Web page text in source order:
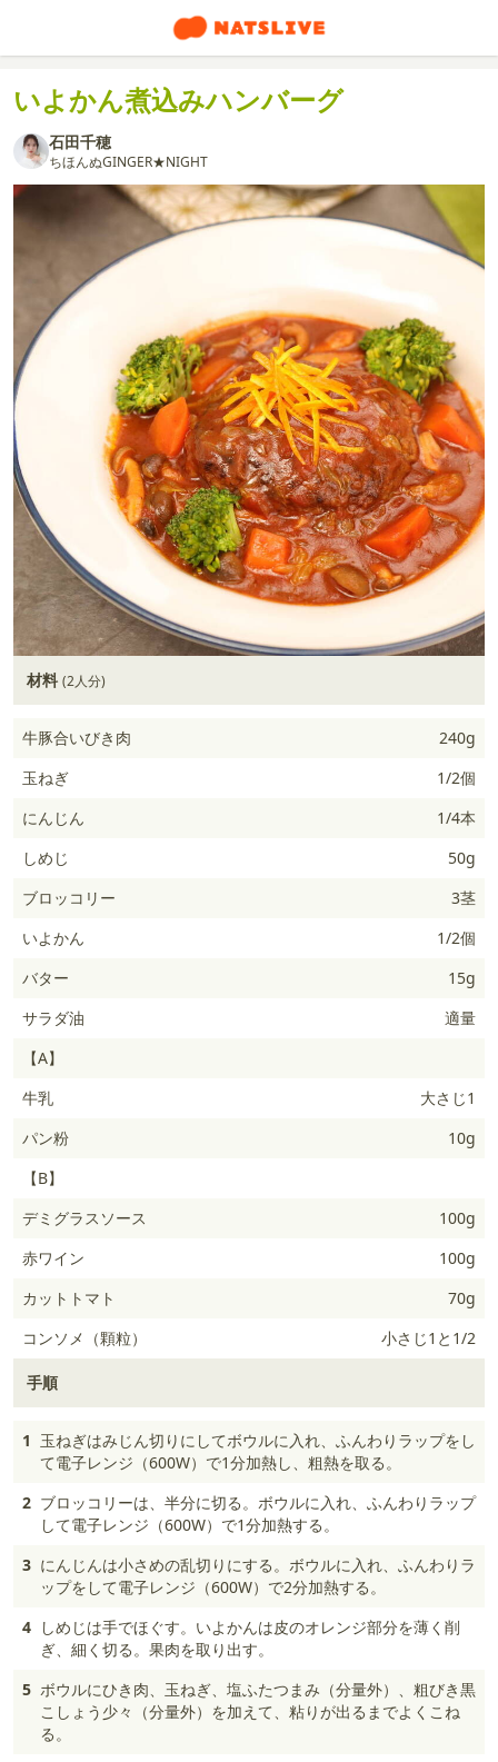
いよかん煮込みハンバーグ
石田千穂
ちほんぬGINGER★NIGHT
材料 (2人分)
牛豚合いびき肉
240g
玉ねぎ
1/2個
にんじん
1/4本
しめじ
50g
ブロッコリー
3茎
いよかん
1/2個
バター
15g
サラダ油
適量
【A】
牛乳
大さじ1
パン粉
10g
【B】
デミグラスソース
100g
赤ワイン
100g
カットトマト
70g
コンソメ（顆粒）
小さじ1と1/2
手順
1 玉ねぎはみじん切りにしてボウルに入れ、ふんわりラップをし
て電子レンジ（600W）で1分加熱し、粗熱を取る。
2 ブロッコリーは、半分に切る。ボウルに入れ、ふんわりラップ
して電子レンジ（600W）で1分加熱する。
3 にんじんは小さめの乱切りにする。ボウルに入れ、ふんわりラ
ップをして電子レンジ（600W）で2分加熱する。
4 しめじは手でほぐす。いよかんは皮のオレンジ部分を薄く削
ぎ、細く切る。果肉を取り出す。
5 ボウルにひき肉、玉ねぎ、塩ふたつまみ（分量外）、粗びき黒
こしょう少々（分量外）を加えて、粘りが出るまでよくこね
る。